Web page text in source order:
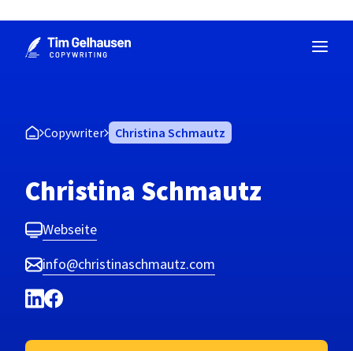
Inhalt
Copywriter Christina Schmautz​
Christina Schmautz​
Webseite
info@christinaschmautz.com